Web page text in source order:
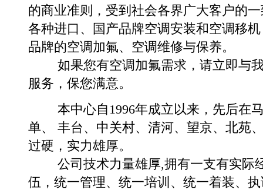
的商业准则，受到社会各界广大客户的
各种进口、国产品牌空调安装和空调移
品牌的空调加氟、 空调维修与保养。
如果您有空调加氟需求，请立即与我
服务，保您满意。
本中心自1996年成立以来，先后在马
单、 丰台、中关村、清河、望京、北苑
过硬，实力雄厚。
公司技术力量雄厚,拥有一支有实际
伍，统一管理、统一培训、统一着装、